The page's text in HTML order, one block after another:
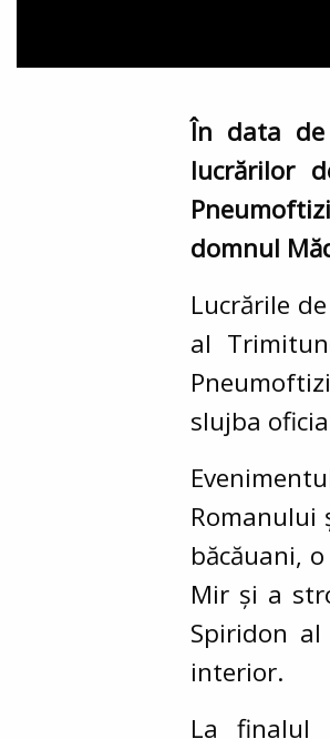
În data de
lucrărilor
domnul
Lucrările
al
slujba
Romanului
băcăuani,
Mir și a
Spiridon
interior.
La finalul